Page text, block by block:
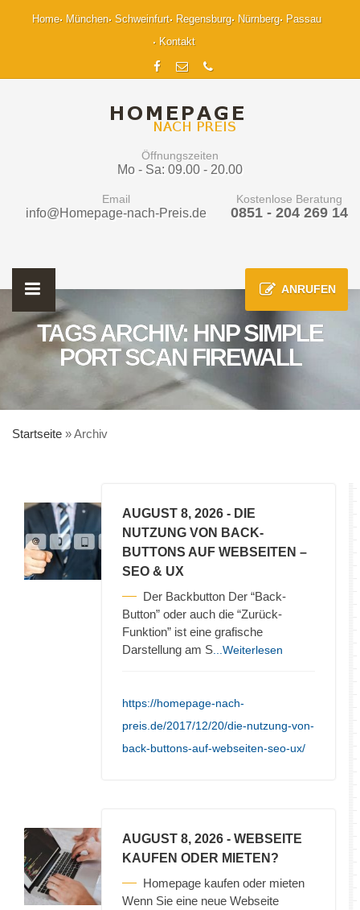
Home München Schweinfurt Regensburg Nürnberg
Passau
Kontakt
Öffnungszeiten
Mo - Sa: 09.00 - 20.00
Email
info@Homepage-nach-Preis.de
Kostenlose Beratung
0851 - 204 269 14
ANRUFEN
TAGS ARCHIV: HNP SIMPLE
PORT SCAN FIREWALL
Startseite »Archiv
AUGUST 8, 2026 - DIE
NUTZUNG VON BACK-
BUTTONS AUF WEBSEITEN –
SEO & UX
Der Backbutton Der “Back-
Button” oder auch die “Zurück-
Funktion” ist eine grafische
Darstellung am S ...Weiterlesen
https://homepage-nach-
preis.de/2017/12/20/die-nutzung-von-
back-buttons-auf-webseiten-seo-ux/
AUGUST 8, 2026 - WEBSEITE
KAUFEN ODER MIETEN?
Homepage kaufen oder mieten
Wenn Sie eine neue Webseite